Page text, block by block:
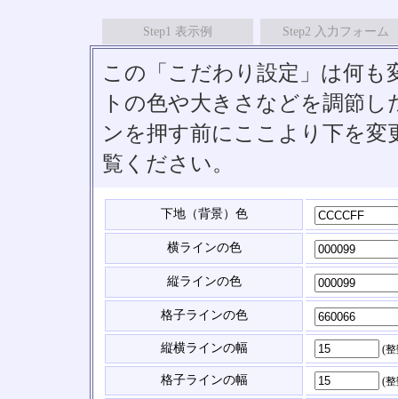
Step1 表示例 Step2 入力フォーム
この「こだわり設定」は何
トの色や大きさなどを調節
ンを押す前にここより下を
覧ください。
下地（背景）色
横ラインの色
縦ラインの色
格子ラインの色
縦横ラインの幅 (
格子ラインの幅 (